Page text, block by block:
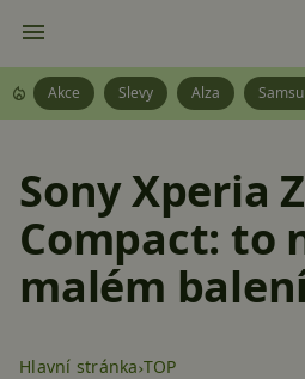
Akce Slevy Alza
Sony Xperia
Compact: to
malém
Hlavní stránka TOP